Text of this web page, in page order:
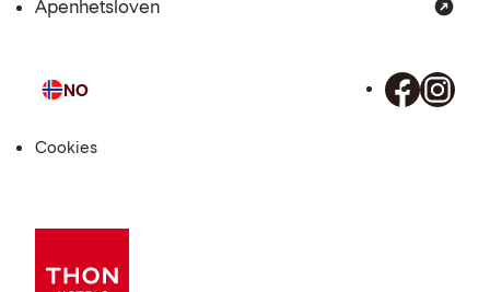
Åpenhetsloven
Språk
NO
Cookies